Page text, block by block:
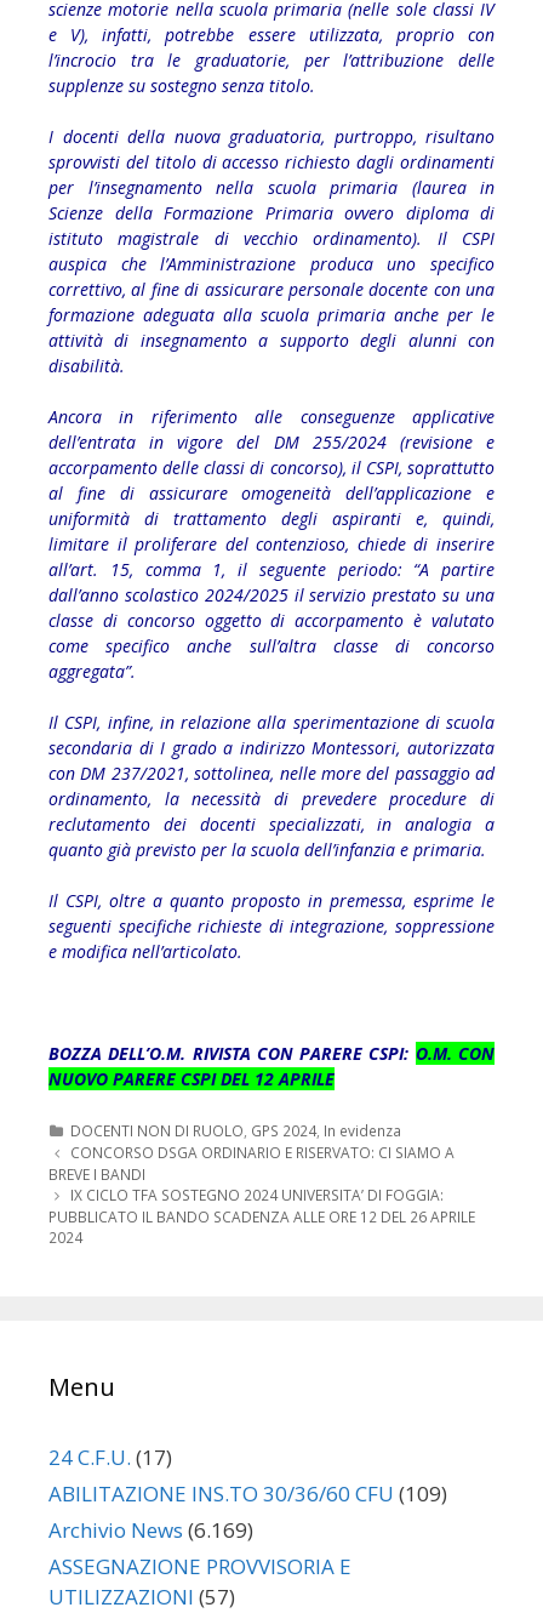
scienze motorie nella scuola primaria (nelle sole classi IV
e V), infatti, potrebbe essere utilizzata, proprio con
l’incrocio tra le graduatorie, per l’attribuzione delle
supplenze su sostegno senza titolo.
I docenti della nuova graduatoria, purtroppo, risultano
sprovvisti del titolo di accesso richiesto dagli ordinamenti
per l’insegnamento nella scuola primaria (laurea in
Scienze della Formazione Primaria ovvero diploma di
istituto magistrale di vecchio ordinamento). Il CSPI
auspica che l’Amministrazione produca uno specifico
correttivo, al fine di assicurare personale docente con una
formazione adeguata alla scuola primaria anche per le
attività di insegnamento a supporto degli alunni con
disabilità.
Ancora in riferimento alle conseguenze applicative
dell’entrata in vigore del DM 255/2024 (revisione e
accorpamento delle classi di concorso), il CSPI, soprattutto
al fine di assicurare omogeneità dell’applicazione e
uniformità di trattamento degli aspiranti e, quindi,
limitare il proliferare del contenzioso, chiede di inserire
all’art. 15, comma 1, il seguente periodo: “A partire
dall’anno scolastico 2024/2025 il servizio prestato su una
classe di concorso oggetto di accorpamento è valutato
come specifico anche sull’altra classe di concorso
aggregata”.
Il CSPI, infine, in relazione alla sperimentazione di scuola
secondaria di I grado a indirizzo Montessori, autorizzata
con DM 237/2021, sottolinea, nelle more del passaggio ad
ordinamento, la necessità di prevedere procedure di
reclutamento dei docenti specializzati, in analogia a
quanto già previsto per la scuola dell’infanzia e primaria.
Il CSPI, oltre a quanto proposto in premessa, esprime le
seguenti specifiche richieste di integrazione, soppressione
e modifica nell’articolato.
BOZZA DELL’O.M. RIVISTA CON PARERE CSPI: O.M. CON
NUOVO PARERE CSPI DEL 12 APRILE
Categorie
DOCENTI NON DI RUOLO, GPS 2024, In evidenza
Navigazione
articolo
CONCORSO DSGA ORDINARIO E RISERVATO: CI SIAMO A
BREVE I BANDI
IX CICLO TFA SOSTEGNO 2024 UNIVERSITA’ DI FOGGIA:
PUBBLICATO IL BANDO SCADENZA ALLE ORE 12 DEL 26 APRILE
2024
Menu
24 C.F.U. (17)
ABILITAZIONE INS.TO 30/36/60 CFU (109)
Archivio News (6.169)
ASSEGNAZIONE PROVVISORIA E
UTILIZZAZIONI (57)